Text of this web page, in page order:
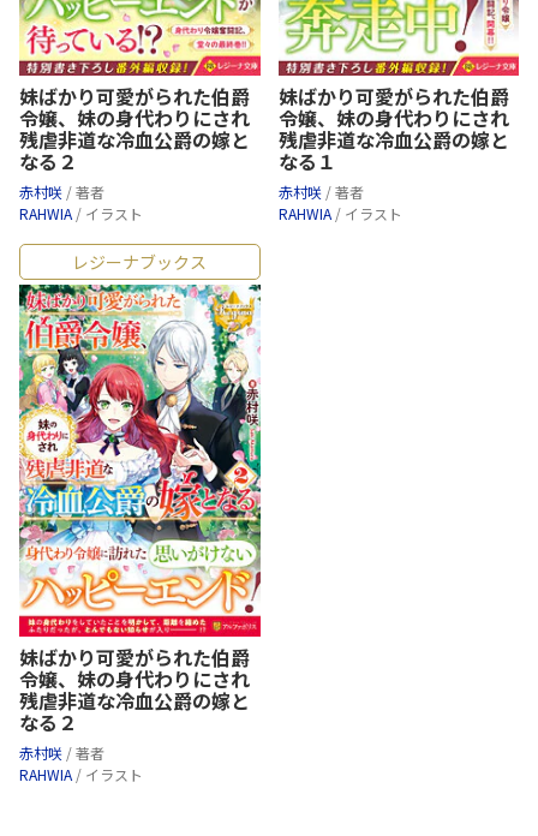
妹ばかり可愛がられた伯爵
令嬢、妹の身代わりにされ
残虐非道な冷血公爵の嫁と
なる２
赤村咲 / 著者
RAHWIA / イラスト
妹ばかり可愛がられた伯爵
令嬢、妹の身代わりにされ
残虐非道な冷血公爵の嫁と
なる１
赤村咲 / 著者
RAHWIA / イラスト
レジーナブックス
妹ばかり可愛がられた伯爵
令嬢、妹の身代わりにされ
残虐非道な冷血公爵の嫁と
なる２
赤村咲 / 著者
RAHWIA / イラスト